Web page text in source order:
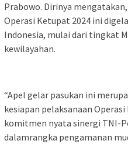
Prabowo. Dirinya
Operasi Ketupat 2024 ini
Indonesia, mulai dari tingkat
kewilayahan.
“Apel gelar pasukan ini
kesiapan pelaksanaan
komitmen nyata sinergi TNI-
dalamrangka pengamanan